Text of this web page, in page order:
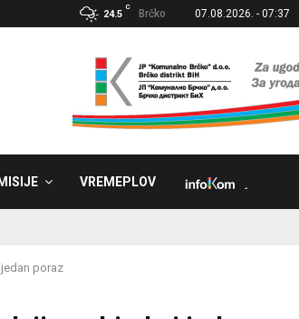
24.5
C
Brčko 07.08.2026. - 07:37
VREMEPLOV
poraz